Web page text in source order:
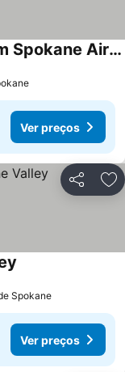
Days Inn & Suites by Wyndham Spokane Airport Airway Heights
Ver preços
Partilhar
Spokane
Ver preços